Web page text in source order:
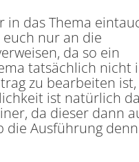
in das Thema
nur an die
da so ein
tatsächlich nicht
zu bearbeiten ist,
ist natürlich
da dieser dann
die Ausführung denn